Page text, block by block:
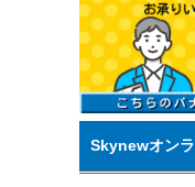
Skynewオン